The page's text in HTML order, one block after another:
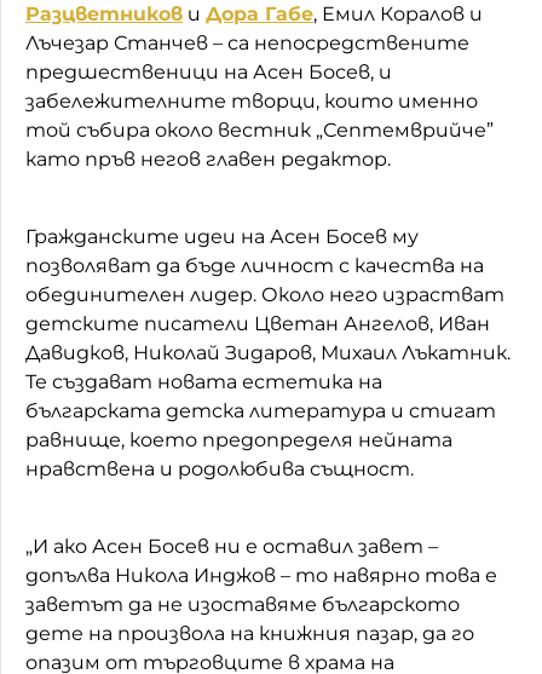
Разцветников и Дора Габе, Емил Коралов и
Лъчезар Станчев – са непосредствените
предшественици на Асен Босев, и
забележителните творци, които именно
той събира около вестник „Септемврийче”
като пръв негов главен редактор.
Гражданските идеи на Асен Босев му
позволяват да бъде личност с качества на
обединителен лидер. Около него израстват
детските писатели Цветан Ангелов, Иван
Давидков, Николай Зидаров, Михаил Лъкатник.
Те създават новата естетика на
българската детска литература и стигат
равнище, което предопределя нейната
нравствена и родолюбива същност.
„И ако Асен Босев ни е оставил завет –
допълва Никола Инджов – то навярно това е
заветът да не изоставяме българското
дете на произвола на книжния пазар, да го
опазим от търговците в храма на